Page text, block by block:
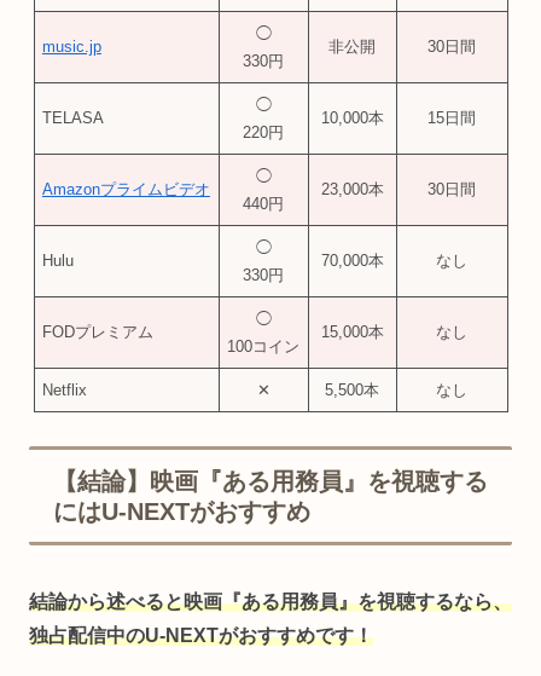
music.jp
◯
330円
非公開 30日間
TELASA
◯
220円
10,000本 15日間
Amazonプライムビデオ
◯
440円
23,000本 30日間
Hulu
◯
330円
70,000本 なし
FODプレミアム
◯
100コイン
15,000本 なし
Netflix ✕ 5,500本 なし
【結論】映画『ある用務員』を視聴する
にはU-NEXTがおすすめ
結論から述べると映画『ある用務員』を視聴するなら、
独占配信中のU-NEXTがおすすめです！